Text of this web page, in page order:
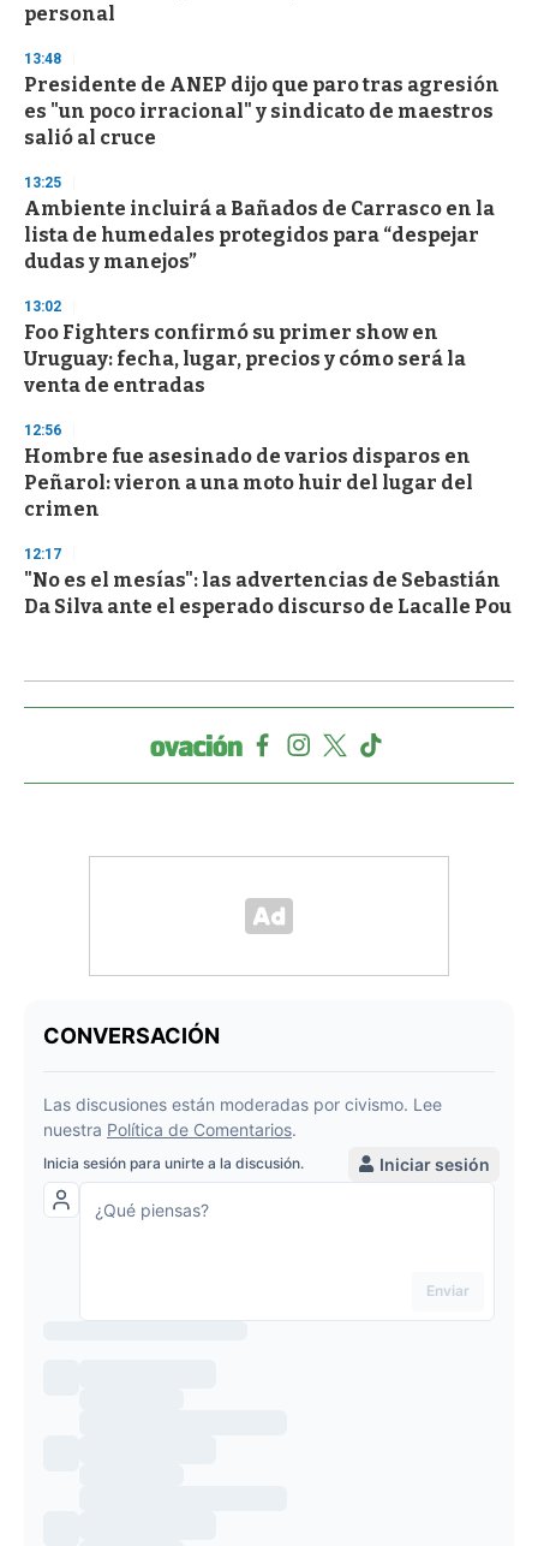
personal
13:48
Presidente de ANEP dijo que paro tras agresión
es "un poco irracional" y sindicato de maestros
salió al cruce
13:25
Ambiente incluirá a Bañados de Carrasco en la
lista de humedales protegidos para “despejar
dudas y manejos”
13:02
Foo Fighters confirmó su primer show en
Uruguay: fecha, lugar, precios y cómo será la
venta de entradas
12:56
Hombre fue asesinado de varios disparos en
Peñarol: vieron a una moto huir del lugar del
crimen
12:17
"No es el mesías": las advertencias de Sebastián
Da Silva ante el esperado discurso de Lacalle Pou